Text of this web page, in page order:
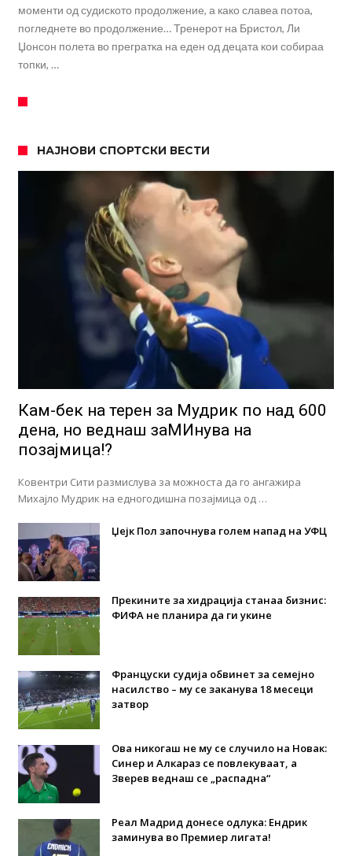
моменти од судиското продолжение, а како славеа потоа,
погледнете во продолжение… Тренерот на Бристол, Ли
Џонсон полета во прегратка на еден од децата кои собираа
топки, …
НАЈНОВИ СПОРТСКИ ВЕСТИ
Кам-бек на терен за Мудрик по над 600
дена, но веднаш заМИнува на
позајмица!?
Ковентри Сити размислува за можноста да го ангажира
Михајло Мудрик на едногодишна позајмица од …
Џејк Пол започнува голем напад на УФЦ
Прекините за хидрација станаа бизнис:
ФИФА не планира да ги укине
Француски судија обвинет за семејно
насилство – му се заканува 18 месеци
затвор
Ова никогаш не му се случило на Новак:
Синер и Алкараз се повлекуваат, а
Зверев веднаш се „распадна“
Реал Мадрид донесе одлука: Eндрик
заминува во Премиер лигата!